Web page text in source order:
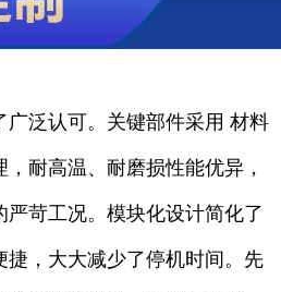
广泛认可。关键部件采用 材料
耐高温、耐磨损性能优异，
苛工况。模块化设计简化了
捷，大大减少了停机时间。先